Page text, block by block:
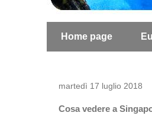
Home page
martedì 17 luglio 2018
Cosa vedere a